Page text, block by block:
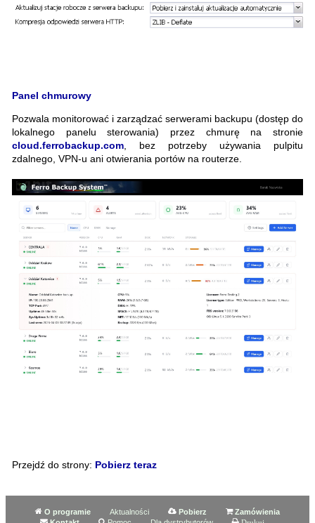
Panel chmurowy
Pozwala monitorować i zarządzać serwerami backupu (dostęp do
lokalnego panelu sterowania) przez chmurę na stronie
cloud.ferrobackup.com, bez potrzeby używania pulpitu
zdalnego, VPN-u ani otwierania portów na routerze.
Przejdź do strony: Pobierz teraz
O programie Aktualności Pobierz
Zamówienia